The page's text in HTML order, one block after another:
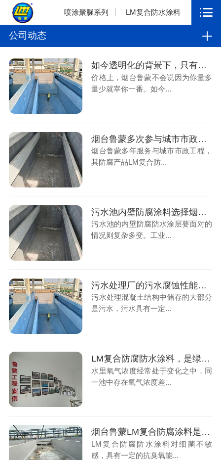
喷涂聚脲系列 LM复合防水涂料
公司动态
如今透明化的背景下，只有真材实料才能长远
价格上，烟台鲁蒙不会说因为你量多
量少就宰你一番。如今...
烟台鲁蒙多次参与城市市政工程，解决污水厂防腐工程
烟台鲁蒙多年服务与城市市政工程，
其防腐产品LM复合防...
污水池内壁防腐涂料选择烟台鲁蒙防腐厂家是好选择
污水池的内壁防腐防水涂层要面对的
情况则复杂多变。工业...
污水处理厂的污水腐蚀性能指标要求
污水处理混凝土结构中储存的大部分
是污水，污水具有一定...
LM复合防腐防水涂料，是绿色水性防腐涂料
水里氧气浓度经常处于变化之中，同
一池中存在氧气浓度差...
烟台鲁蒙LM复合防腐涂料是污水厂防腐的好帮手
LM复合防腐防水涂料对细菌不敏
感，具有一定的抗臭氧能...